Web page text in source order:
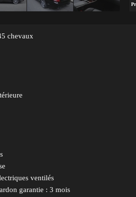
chevaux
ventilés
garantie : 3 mois